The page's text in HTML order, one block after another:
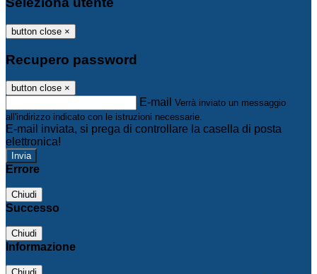
button close ×
Recupero password
button close ×
E-mail Verrà inviato un messaggio
all'indirizzo indicato con le istruzioni necessarie.
E-mail inviata, si prega di controllare la casella di posta
elettronica!
Errore
Chiudi
Successo
Chiudi
Informazione